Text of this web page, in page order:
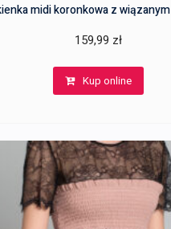
midi koronkowa z
159,99 zł
Kup online